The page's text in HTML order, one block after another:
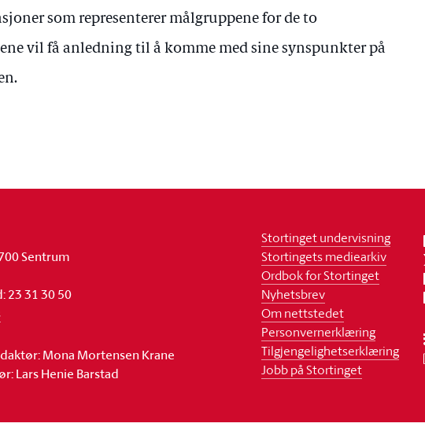
som representerer målgruppene for de to
vil få anledning til å komme med sine synspunkter på
Sentrum
23 31 30 50
Mona Mortensen Krane
Lars Henie Barstad
Stortinget undervisning
Stortingets mediearkiv
Ordbok for Stortinget
Nyhetsbrev
Om nettstedet
Personvernerklæring
Tilgjengelighetserklæring
Jobb på Stortinget